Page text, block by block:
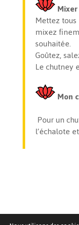
Mixer
Mettez
mixez
souhaitée.
Goûtez,
Le chutney
Mon
Pour un
l’échalote